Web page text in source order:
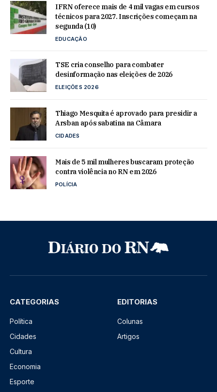
IFRN oferece mais de 4 mil vagas em cursos
técnicos para 2027. Inscrições começam na
segunda (10)
EDUCAÇÃO
TSE cria conselho para combater
desinformação nas eleições de 2026
ELEIÇÕES 2026
Thiago Mesquita é aprovado para presidir a
Arsban após sabatina na Câmara
CIDADES
Mais de 5 mil mulheres buscaram proteção
contra violência no RN em 2026
POLÍCIA
CATEGORIAS
Política
Cidades
Cultura
Economia
Esporte
EDITORIAS
Colunas
Artigos